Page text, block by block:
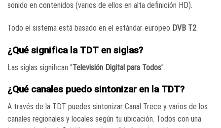
sonido en contenidos (varios de ellos en alta definición HD).
Todo el sistema está basado en el estándar europeo DVB T2.
¿Qué significa la TDT en siglas?
Las siglas significan “Televisión Digital para Todos”.
¿Qué canales puedo sintonizar en la TDT?
A través de la TDT puedes sintonizar Canal Trece y varios de los
canales regionales y locales según tu ubicación. Todos con una